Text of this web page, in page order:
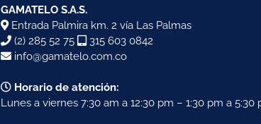
GAMATELO S.A.S.
Entrada Palmira km. 2 vía Las Palmas
(2) 285 52 75
315 603 0842
info@gamatelo.com.co
Horario de atención:
Lunes a viernes 7:30 am a 12:30 pm – 1:30 pm a 5:30